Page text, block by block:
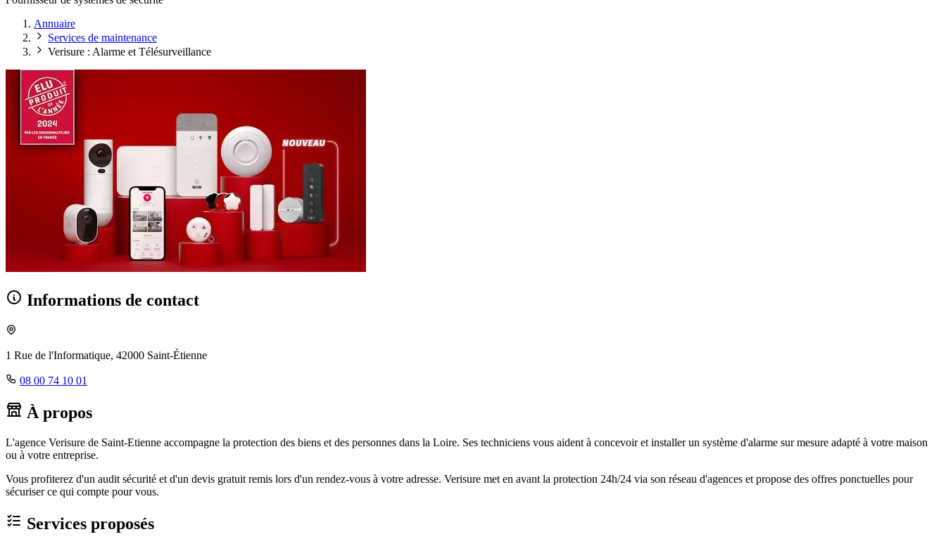
Annuaire
Services de maintenance
Verisure : Alarme et Télésurveillance
Informations de contact
1 Rue de l'Informatique, 42000 Saint-Étienne
08 00 74 10 01
À propos
L'agence Verisure de Saint-Etienne accompagne la protection des biens et des personnes dans la Loire. Ses techniciens vous aident à concevoir et installer un système d'alarme sur mesure adapté à votre maison
ou à votre entreprise.
Vous profiterez d'un audit sécurité et d'un devis gratuit remis lors d'un rendez-vous à votre adresse. Verisure met en avant la protection 24h/24 via son réseau d'agences et propose des offres ponctuelles pour
sécuriser ce qui compte pour vous.
Services proposés